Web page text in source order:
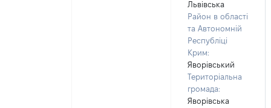
Львівська
Район в області
та Автономній
Республіці
Крим:
Яворівський
Територіальна
громада:
Яворівська